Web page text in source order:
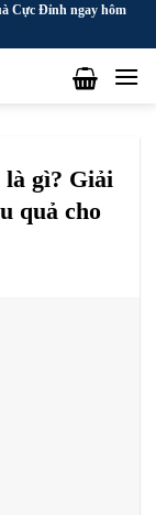
Cực Đỉnh ngay hôm
là gì? Giải
quả cho